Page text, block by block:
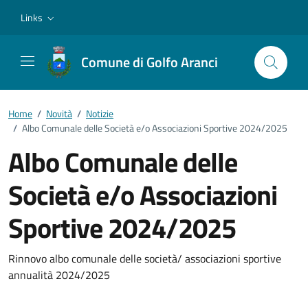
Links
Comune di Golfo Aranci
Home / Novità / Notizie
/ Albo Comunale delle Società e/o Associazioni Sportive 2024/2025
Albo Comunale delle
Società e/o Associazioni
Sportive 2024/2025
Dettagli della notizia
Rinnovo albo comunale delle società/ associazioni sportive
annualità 2024/2025